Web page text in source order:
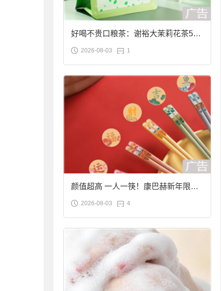
好喝不贵口粮茶：谢裕大茉莉花茶50g
袋装9.9元到手
2026-08-03 1
颜值超高 一人一筷！康巴赫新年限定
合金筷子大促：19.9元
2026-08-03 4